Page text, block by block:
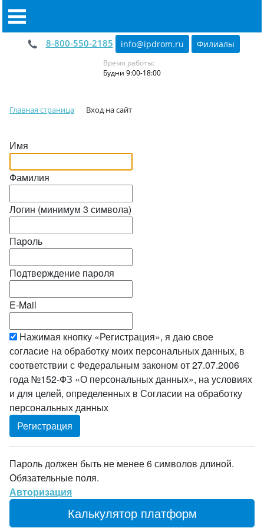
8-800-550-2185 info@ipdrom.ru Филиалы
Время работы:
Будни 9:00-18:00
Главная страница Вход на сайт
Имя
Фамилия
Логин (минимум 3 символа)
Пароль
Подтверждение пароля
E-Mail
Нажимая кнопку «Регистрация», я даю свое
согласие на обработку моих персональных данных, в
соответствии с Федеральным законом от 27.07.2006
года №152-ФЗ «О персональных данных», на условиях
и для целей, определенных в Согласии на обработку
персональных данных
Пароль должен быть не менее 6 символов длиной.
Обязательные поля.
Авторизация
Калькулятор платформ